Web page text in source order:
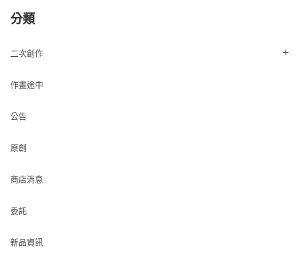
分類
二次創作
作畫途中
公告
原創
商店消息
委託
新品資訊